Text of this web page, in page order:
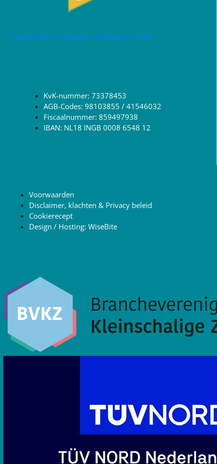
Facebook-f Instagram Linkedin Twitter
KvK-nummer: 73378453
AGB-Codes: 98103855 / 41546032
Fiscaalnummer: 859497938
IBAN: NL18 INGB 0008 6548 12
Voorwaarden
Disclaimer, klachten & Privacy beleid
Cookierecept
Design / Hosting: WiseBite